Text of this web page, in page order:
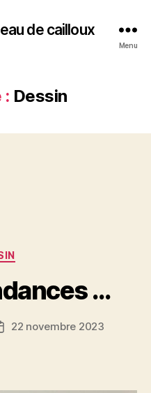
de cailloux
Menu
: Dessin
…
22 novembre 2023